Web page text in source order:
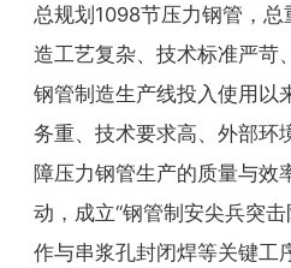
总规划1098节压力钢管，
造工艺复杂、技术标准严苛
钢管制造生产线投入使用以
务重、技术要求高、外部环
障压力钢管生产的质量与效
动，成立“钢管制安尖兵突
作与串浆孔封闭焊等关键工